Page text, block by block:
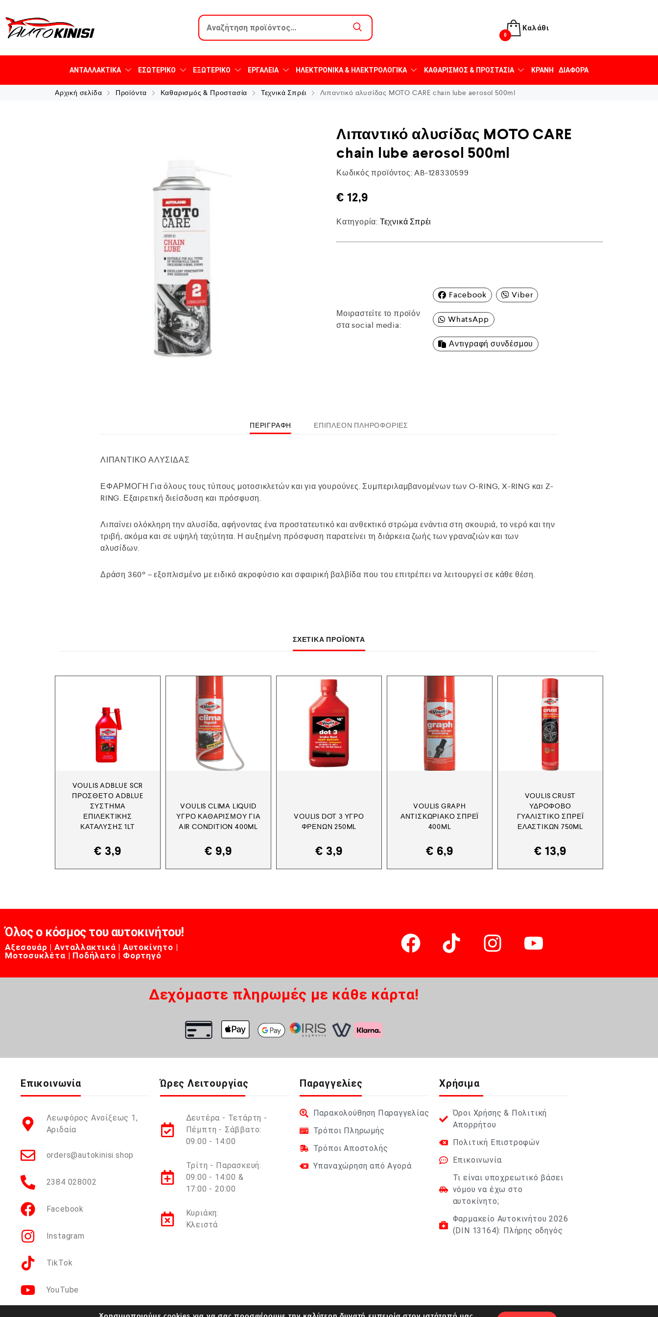
Καλάθι
0
ΑΝΤΑΛΛΑΚΤΙΚΆ ΕΣΩΤΕΡΙΚΌ ΕΞΩΤΕΡΙΚΌ ΕΡΓΑΛΕΊΑ ΗΛΕΚΤΡΟΝΙΚΆ & ΗΛΕΚΤΡΟΛΟΓΙΚΆ ΚΑΘΑΡΙΣΜΌΣ & ΠΡΟΣΤΑΣΊΑ ΚΡΆΝΗ ΔΙΆΦΟΡΑ
Αρχική σελίδα Προϊόντα Καθαρισμός & Προστασία Τεχνικά Σπρέι Λιπαντικό αλυσίδας MOTO CARE chain lube aerosol 500ml
Λιπαντικό αλυσίδας MOTO CARE
chain lube aerosol 500ml
Κωδικός προϊόντος: AB-128330599
€ 12,9
Κατηγορία: Τεχνικά Σπρέι
Μοιραστείτε το προϊόν
στα social media:
Facebook Viber
WhatsApp
Αντιγραφή συνδέσμου
ΠΕΡΙΓΡΑΦΉ ΕΠΙΠΛΈΟΝ ΠΛΗΡΟΦΟΡΊΕΣ
ΛΙΠΑΝΤΙΚΟ ΑΛΥΣΙΔΑΣ
ΕΦΑΡΜΟΓΗ Για όλους τους τύπους μοτοσικλετών και για γουρούνες. Συμπεριλαμβανομένων των O-RING, X-RING και Z-
RING. Εξαιρετική διείσδυση και πρόσφυση.
Λιπαίνει ολόκληρη την αλυσίδα, αφήνοντας ένα προστατευτικό και ανθεκτικό στρώμα ενάντια στη σκουριά, το νερό και την
τριβή, ακόμα και σε υψηλή ταχύτητα. Η αυξημένη πρόσφυση παρατείνει τη διάρκεια ζωής των γραναζιών και των
αλυσίδων.
Δράση 360º – εξοπλισμένο με ειδικό ακροφύσιο και σφαιρική βαλβίδα που του επιτρέπει να λειτουργεί σε κάθε θέση.
ΣΧΕΤΙΚΆ ΠΡΟΪΌΝΤΑ
VOULIS ADBLUE SCR
ΠΡΌΣΘΕΤΟ ADBLUE
ΣΎΣΤΗΜΑ
ΕΠΙΛΕΚΤΙΚΉΣ
ΚΑΤΆΛΥΣΗΣ 1LT
€ 3,9
VOULIS CLIMA LIQUID
ΥΓΡΌ ΚΑΘΑΡΙΣΜΟΎ ΓΙΑ
AIR CONDITION 400ML
€ 9,9
VOULIS DOT 3 ΥΓΡΌ
ΦΡΈΝΩΝ 250ML
€ 3,9
VOULIS GRAPH
ΑΝΤΙΣΚΩΡΙΑΚΌ ΣΠΡΈΙ
400ML
€ 6,9
VOULIS CRUST
ΥΔΡΌΦΟΒΟ
ΓΥΑΛΙΣΤΙΚΌ ΣΠΡΈΙ
ΕΛΑΣΤΙΚΏΝ 750ML
€ 13,9
Όλος ο κόσμος του αυτοκινήτου!
Αξεσουάρ | Ανταλλακτικά | Αυτοκίνητο |
Μοτοσυκλέτα | Ποδήλατο | Φορτηγό
Δεχόμαστε πληρωμές με κάθε κάρτα!
Επικοινωνία
Λεωφόρος Ανοίξεως 1,
Αριδαία
orders@autokinisi.shop
2384 028002
Facebook
Instagram
TikTok
YouTube
Ώρες Λειτουργίας
Δευτέρα - Τετάρτη -
Πέμπτη - Σάββατο:
09:00 - 14:00
Τρίτη - Παρασκευή:
09:00 - 14:00 &
17:00 - 20:00
Κυριάκη:
Κλειστά
Παραγγελίες
Παρακολούθηση Παραγγελίας
Τρόποι Πληρωμής
Τρόποι Αποστολής
Υπαναχώρηση από Αγορά
Χρήσιμα
Όροι Χρήσης & Πολιτική
Απορρήτου
Πολιτική Επιστροφών
Επικοινωνία
Τι είναι υποχρεωτικό βάσει
νόμου να έχω στο
αυτοκίνητο;
Φαρμακείο Αυτοκινήτου 2026
(DIN 13164): Πλήρης οδηγός